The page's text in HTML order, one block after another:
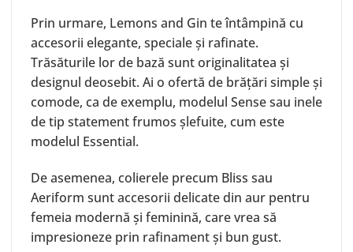
Prin urmare, Lemons and Gin te întâmpină cu
accesorii elegante, speciale și rafinate.
Trăsăturile lor de bază sunt originalitatea și
designul deosebit. Ai o ofertă de brățări simple și
comode, ca de exemplu, modelul Sensesau inele
de tip statement frumos șlefuite, cum este
modelul Essential.
De asemenea, colierele precum Bliss sau
Aeriform sunt accesorii delicate din aur pentru
femeia modernă și feminină, care vrea să
impresioneze prin rafinament și bun gust.